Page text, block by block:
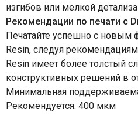
изгибов или мелкой
Рекомендации по печати с
Печатайте успешно с новым
Resin, следуя
Resin имеет более толстый
конструктивных решений в
Минимальная
Рекомендуется: 400 мкм